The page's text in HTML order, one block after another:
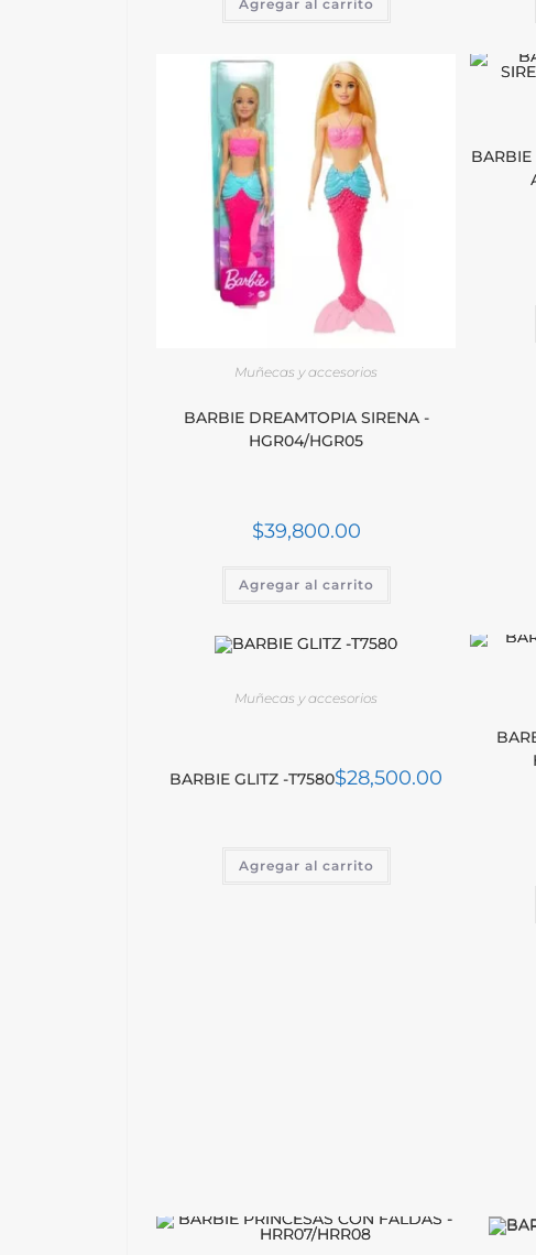
Agregar al carrito
Muñecas y accesorios
BARBIE DREAMTOPIA SIRENA -
HGR04/HGR05
$39,800.00
Agregar al carrito
BARBIE
Muñecas y accesorios
BARBIE GLITZ -T7580$28,500.00
Agregar al carrito